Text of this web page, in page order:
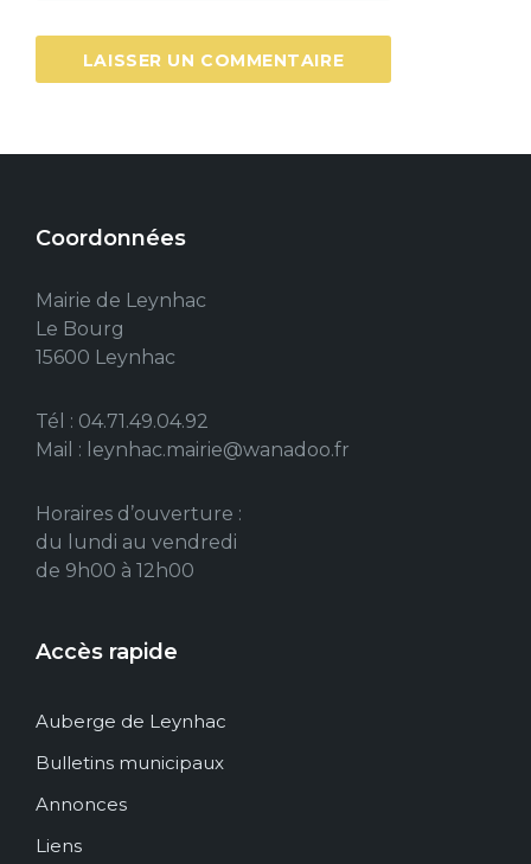
Coordonnées
Mairie de Leynhac
Le Bourg
15600 Leynhac
Tél : 04.71.49.04.92
Mail : leynhac.mairie@wanadoo.fr
Horaires d’ouverture :
du lundi au vendredi
de 9h00 à 12h00
Accès rapide
Auberge de Leynhac
Bulletins municipaux
Annonces
Liens